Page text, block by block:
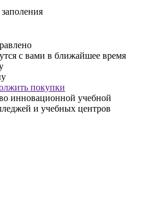
с вами в ближайшее время
покупки
инновационной учебной
и учебных центров